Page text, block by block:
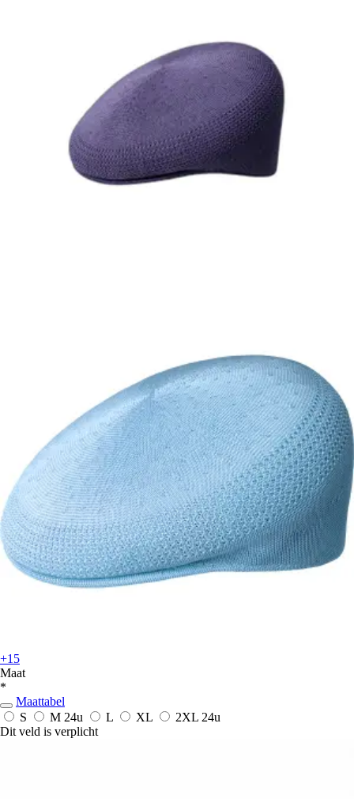
+15
Maat
*
Maattabel
S
M 24u L XL 2XL 24u
Dit veld is verplicht